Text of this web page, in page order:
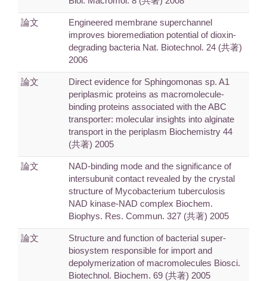
論文
Engineered membrane superchannel
improves bioremediation potential of dioxin-
degrading bacteria Nat. Biotechnol. 24 (共著)
2006
論文
Direct evidence for Sphingomonas sp. A1
periplasmic proteins as macromolecule-
binding proteins associated with the ABC
transporter: molecular insights into alginate
transport in the periplasm Biochemistry 44
(共著) 2005
論文
NAD-binding mode and the significance of
intersubunit contact revealed by the crystal
structure of Mycobacterium tuberculosis
NAD kinase-NAD complex Biochem.
Biophys. Res. Commun. 327 (共著) 2005
論文
Structure and function of bacterial super-
biosystem responsible for import and
depolymerization of macromolecules Biosci.
Biotechnol. Biochem. 69 (共著) 2005